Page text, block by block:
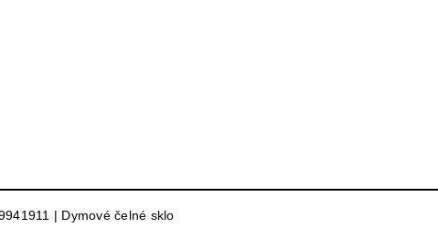
| Dymové čelné sklo